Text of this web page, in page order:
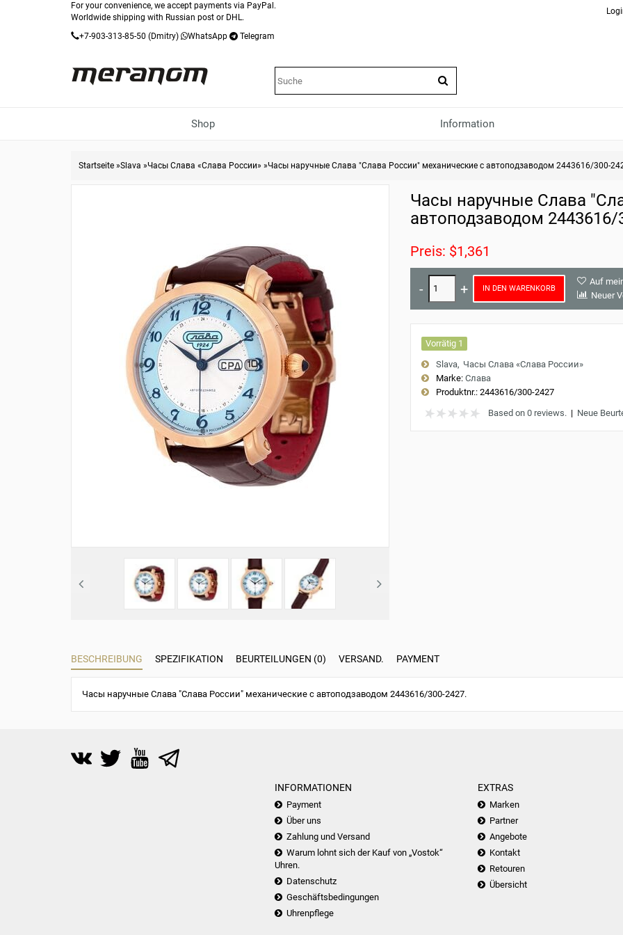
For your convenience, we accept payments via PayPal.
Worldwide shipping with Russian post or DHL.
+7-903-313-85-50 (Dmitry) WhatsApp Telegram
Shop Information
Startseite »Slava »Часы Слава «Слава России» »Часы наручные Слава "Слава России" механические с автоподзаводом 2443616/300-
Часы наручные Слава
автоподзаводом 2443616/
Preis: $1,361
IN DEN WARENKORB
Auf
Neuer
Vorrätig 1
Slava
Часы Слава «Слава России»
Marke: Слава
Produktnr.:2443616/300-2427
Based on 0 reviews.| Neue
BESCHREIBUNG SPEZIFIKATION BEURTEILUNGEN (0) VERSAND. PAYMENT
Часы наручные Слава "Слава России" механические с автоподзаводом 2443616/300-2427.
INFORMATIONEN
Payment
Über uns
Zahlung und Versand
Warum lohnt sich der Kauf von „Vostok“
Uhren.
Datenschutz
Geschäftsbedingungen
Uhrenpflege
EXTRAS
Marken
Partner
Angebote
Kontakt
Retouren
Übersicht